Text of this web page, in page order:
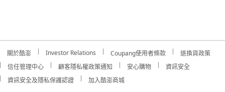
關於酷澎 Investor Relations Coupang使用者條款
退換貨政策
信任管理中心
顧客隱私權政策通知 安心購物
資訊安全
資訊安全及隱私保護認證
加入酷澎商城